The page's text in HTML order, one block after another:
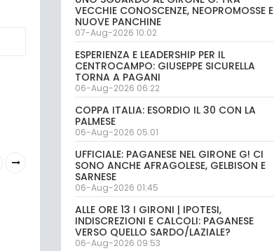
6
Filippo Carini
DIFENSORE 3
Giovanni Della
Corte
VECCHIE CONOSCENZE, NEOPROMOSSE E
NUOVE PANCHINE
07-Aug-2026 10:02
ESPERIENZA E LEADERSHIP PER IL
CENTROCAMPO: GIUSEPPE SICURELLA
TORNA A PAGANI
06-Aug-2026 06:22
COPPA ITALIA: ESORDIO IL 30 CON LA
PALMESE
06-Aug-2026 05:01
UFFICIALE: PAGANESE NEL GIRONE G! CI
SONO ANCHE AFRAGOLESE, GELBISON E
SARNESE
06-Aug-2026 01:45
ALLE ORE 13 I GIRONI | IPOTESI,
INDISCREZIONI E CALCOLI: PAGANESE
VERSO QUELLO SARDO/LAZIALE?
06-Aug-2026 09:53